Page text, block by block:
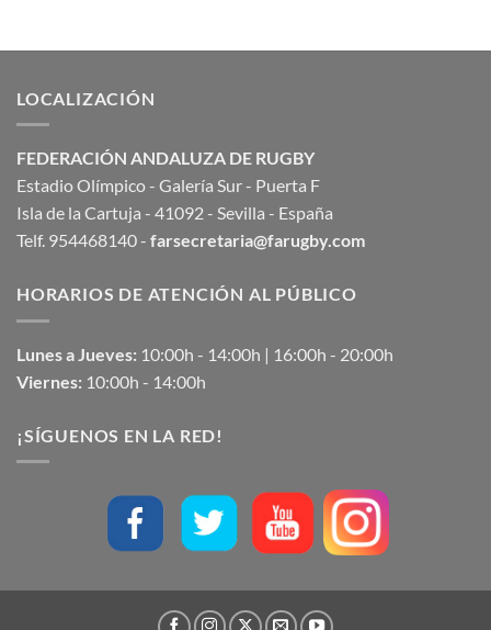
LOCALIZACIÓN
FEDERACIÓN ANDALUZA DE RUGBY
Estadio Olímpico - Galería Sur - Puerta F
Isla de la Cartuja - 41092 - Sevilla - España
Telf. 954468140 - farsecretaria@farugby.com
HORARIOS DE ATENCIÓN AL PÚBLICO
Lunes a Jueves: 10:00h - 14:00h | 16:00h - 20:00h
Viernes: 10:00h - 14:00h
¡SÍGUENOS EN LA RED!